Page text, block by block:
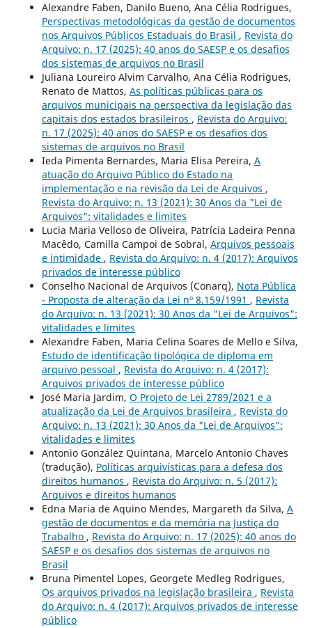
Alexandre Faben, Danilo Bueno, Ana Célia Rodrigues,
Perspectivas metodológicas da gestão de documentos
nos Arquivos Públicos Estaduais do Brasil , Revista do
Arquivo: n. 17 (2025): 40 anos do SAESP e os desafios
dos sistemas de arquivos no Brasil
Juliana Loureiro Alvim Carvalho, Ana Célia Rodrigues,
Renato de Mattos, As políticas públicas para os
arquivos municipais na perspectiva da legislação das
capitais dos estados brasileiros , Revista do Arquivo:
n. 17 (2025): 40 anos do SAESP e os desafios dos
sistemas de arquivos no Brasil
Ieda Pimenta Bernardes, Maria Elisa Pereira, A
atuação do Arquivo Público do Estado na
implementação e na revisão da Lei de Arquivos ,
Revista do Arquivo: n. 13 (2021): 30 Anos da "Lei de
Arquivos": vitalidades e limites
Lucia Maria Velloso de Oliveira, Patrícia Ladeira Penna
Macêdo, Camilla Campoi de Sobral, Arquivos pessoais
e intimidade , Revista do Arquivo: n. 4 (2017): Arquivos
privados de interesse público
Conselho Nacional de Arquivos (Conarq), Nota Pública
- Proposta de alteração da Lei nº 8.159/1991 , Revista
do Arquivo: n. 13 (2021): 30 Anos da "Lei de Arquivos":
vitalidades e limites
Alexandre Faben, Maria Celina Soares de Mello e Silva,
Estudo de identificação tipológica de diploma em
arquivo pessoal , Revista do Arquivo: n. 4 (2017):
Arquivos privados de interesse público
José Maria Jardim, O Projeto de Lei 2789/2021 e a
atualização da Lei de Arquivos brasileira , Revista do
Arquivo: n. 13 (2021): 30 Anos da "Lei de Arquivos":
vitalidades e limites
Antonio González Quintana, Marcelo Antonio Chaves
(tradução), Políticas arquivísticas para a defesa dos
direitos humanos , Revista do Arquivo: n. 5 (2017):
Arquivos e direitos humanos
Edna Maria de Aquino Mendes, Margareth da Silva, A
gestão de documentos e da memória na Justiça do
Trabalho , Revista do Arquivo: n. 17 (2025): 40 anos do
SAESP e os desafios dos sistemas de arquivos no
Brasil
Bruna Pimentel Lopes, Georgete Medleg Rodrigues,
Os arquivos privados na legislação brasileira , Revista
do Arquivo: n. 4 (2017): Arquivos privados de interesse
público